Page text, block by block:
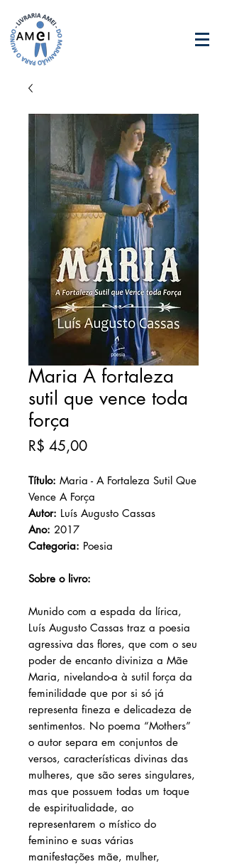
Maria A fortaleza
sutil que vence toda
força
R$ 45,00Preço
Título: Maria - A Fortaleza Sutil Que
Vence A Força
Autor: Luís Augusto Cassas
Ano: 2017
Categoria: Poesia
Sobre o livro:
Munido com a espada da lírica,
Luís Augusto Cassas traz a poesia
agressiva das flores, que com o seu
poder de encanto diviniza a Mãe
Maria, nivelando-a à sutil força da
feminilidade que por si só já
representa fineza e delicadeza de
sentimentos. No poema “Mothers”
o autor separa em conjuntos de
versos, características divinas das
mulheres, que são seres singulares,
mas que possuem todas um toque
de espiritualidade, ao
representarem o místico do
feminino e suas várias
manifestações mãe, mulher,